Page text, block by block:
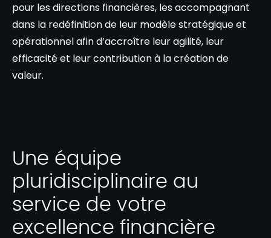
pour les directions financières, les accompagnant
dans la redéfinition de leur modèle stratégique et
opérationnel afin d’accroître leur agilité, leur
efficacité et leur contribution à la création de
valeur.
Une équipe
pluridisciplinaire au
service de votre
excellence financière